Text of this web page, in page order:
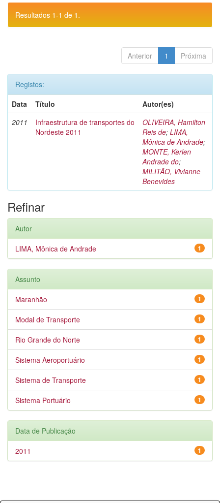
Resultados 1-1 de 1.
Anterior 1 Próxima
Registos:
Data
Título
Autor(es)
2011
Infraestrutura de transportes do
Nordeste 2011
OLIVEIRA, Hamilton
Reis de; LIMA,
Mônica de Andrade;
MONTE, Kerlen
Andrade do;
MILITÃO, Vivianne
Benevides
Refinar
Autor
1
LIMA, Mônica de Andrade
Assunto
1
Maranhão
1
Modal de Transporte
1
Rio Grande do Norte
1
Sistema Aeroportuário
1
Sistema de Transporte
1
Sistema Portuário
Data de Publicação
1
2011